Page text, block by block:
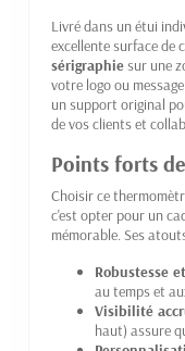
Livré dans un étui
excellente surface de
sérigraphie sur une
votre logo ou
un support original
de vos clients et
Points forts
Choisir ce
c'est opter pour un
mémorable. Ses
Robustesse
au temps et
Visibilité
haut) assure